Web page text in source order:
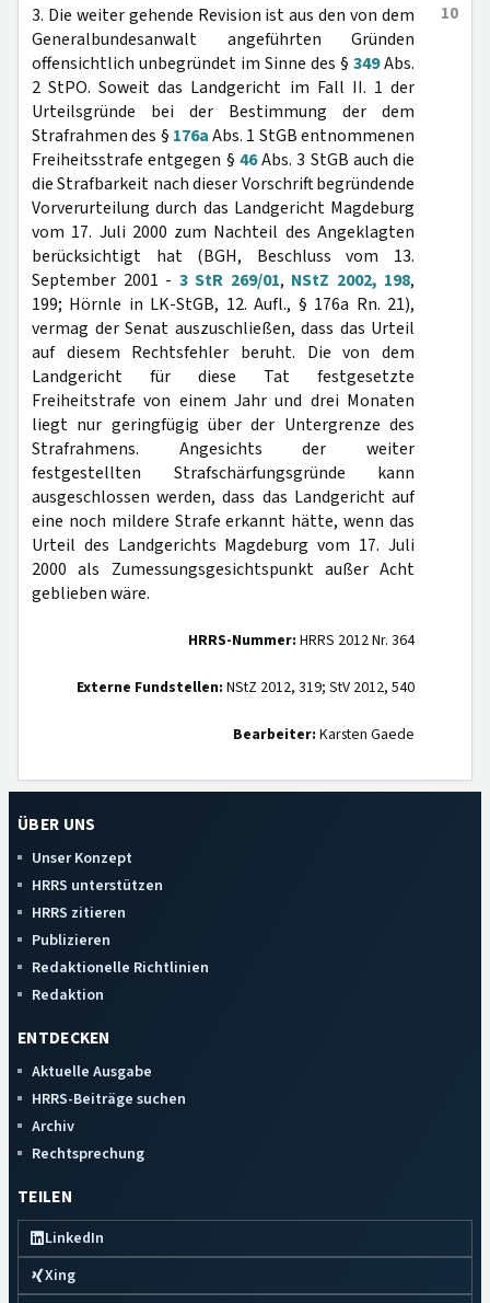
10
3. Die weiter gehende Revision ist aus den von dem
Generalbundesanwalt angeführten Gründen
offensichtlich unbegründet im Sinne des § 349Abs.
2 StPO. Soweit das Landgericht im Fall II. 1 der
Urteilsgründe bei der Bestimmung der dem
Strafrahmen des § 176aAbs. 1 StGB entnommenen
Freiheitsstrafe entgegen § 46Abs. 3 StGB auch die
die Strafbarkeit nach dieser Vorschrift begründende
Vorverurteilung durch das Landgericht Magdeburg
vom 17. Juli 2000 zum Nachteil des Angeklagten
berücksichtigt hat (BGH, Beschluss vom 13.
September 2001 - 3 StR 269/01, NStZ 2002, 198,
199; Hörnle in LK-StGB, 12. Aufl., § 176a Rn. 21),
vermag der Senat auszuschließen, dass das Urteil
auf diesem Rechtsfehler beruht. Die von dem
Landgericht für diese Tat festgesetzte
Freiheitstrafe von einem Jahr und drei Monaten
liegt nur geringfügig über der Untergrenze des
Strafrahmens. Angesichts der weiter
festgestellten Strafschärfungsgründe kann
ausgeschlossen werden, dass das Landgericht auf
eine noch mildere Strafe erkannt hätte, wenn das
Urteil des Landgerichts Magdeburg vom 17. Juli
2000 als Zumessungsgesichtspunkt außer Acht
geblieben wäre.
HRRS-Nummer: HRRS 2012 Nr. 364
Externe Fundstellen: NStZ 2012, 319; StV 2012, 540
Bearbeiter: Karsten Gaede
ÜBER UNS
Unser Konzept
HRRS unterstützen
HRRS zitieren
Publizieren
Redaktionelle Richtlinien
Redaktion
ENTDECKEN
Aktuelle Ausgabe
HRRS-Beiträge suchen
Archiv
Rechtsprechung
TEILEN
LinkedIn
Xing